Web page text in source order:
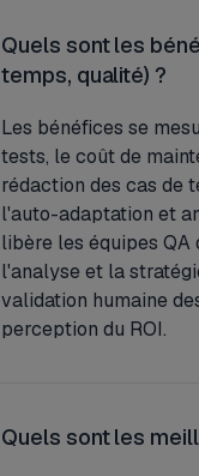
Quels sont les
temps, qualité) ?
Les bénéfices se
tests, le coût de
rédaction des cas de
l'auto-adaptation et
libère les équipes
l'analyse et la
validation humaine
perception du ROI.
Quels sont les